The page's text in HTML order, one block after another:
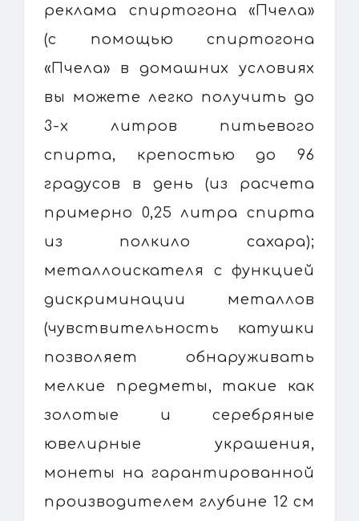
реклама спиртогона «Пчела»
(с помощью спиртогона
«Пчела» в домашних условиях
вы можете легко получить до
3-х литров питьевого
спирта, крепостью до 96
градусов в день (из расчета
примерно 0,25 литра спирта
из полкило сахара);
металлоискателя с функцией
дискриминации металлов
(чувствительность катушки
позволяет обнаруживать
мелкие предметы, такие как
золотые и серебряные
ювелирные украшения,
монеты на гарантированной
производителем глубине 12 см